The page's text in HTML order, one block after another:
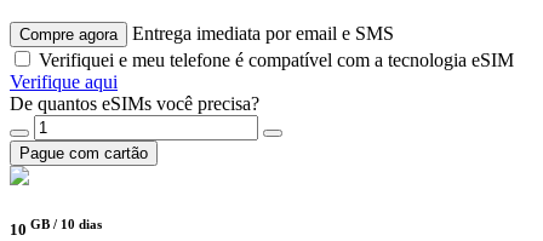
Compre agora
Entrega imediata por email e SMS
Verifiquei e meu telefone é compatível com a tecnologia eSIM
Verifique aqui
De quantos eSIMs você precisa?
Pague com cartão
10 GB / 10 dias